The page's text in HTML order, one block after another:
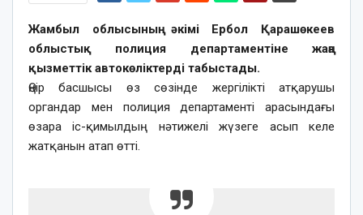
Жамбыл облысының әкімі Ербол Қарашөкеев
облыстық полиция департаментіне жаңа
қызметтік автокөліктерді табыстады.
Өңір басшысы өз сөзінде жергілікті атқарушы
органдар мен полиция департаменті арасындағы
өзара іс-қимылдың нәтижелі жүзеге асып келе
жатқанын атап өтті.